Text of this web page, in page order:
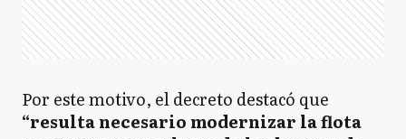
Por este motivo, el decreto destacó que
“resulta necesario modernizar la flota